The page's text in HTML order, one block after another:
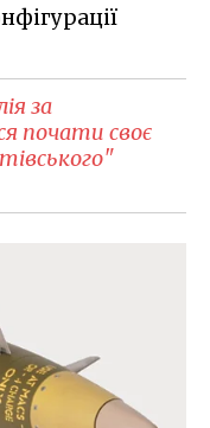
за
почати своє